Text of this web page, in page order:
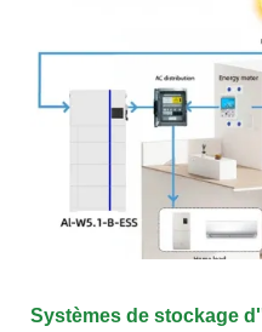
Systèmes de stockage